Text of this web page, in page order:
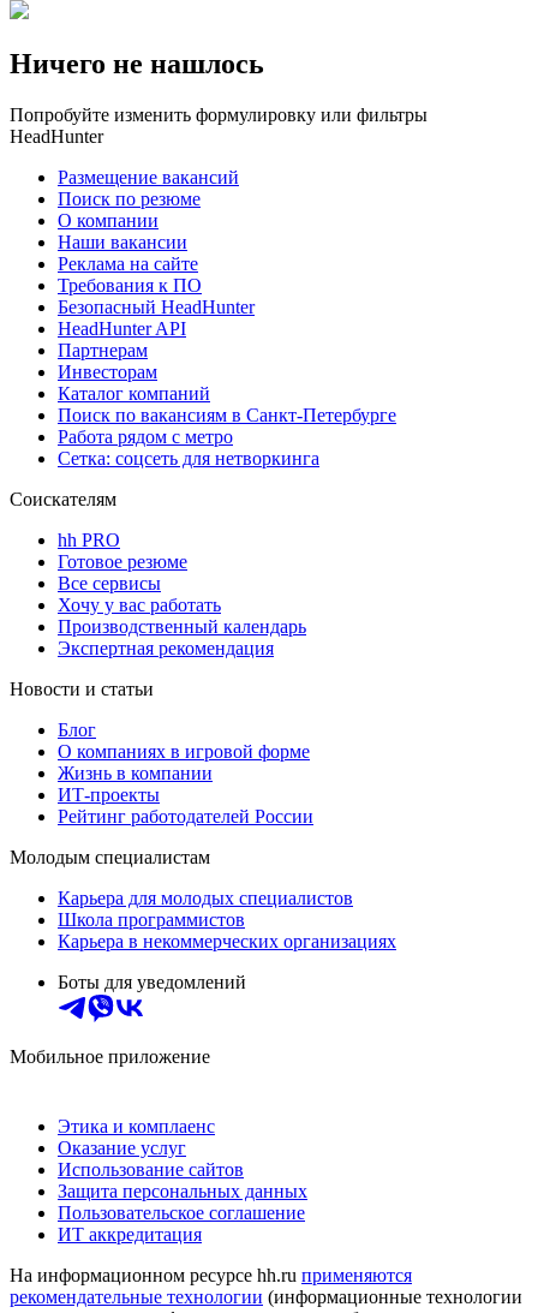
Ничего не нашлось
Попробуйте изменить формулировку или фильтры
HeadHunter
Размещение вакансий
Поиск по резюме
О компании
Наши вакансии
Реклама на сайте
Требования к ПО
Безопасный HeadHunter
HeadHunter API
Партнерам
Инвесторам
Каталог компаний
Поиск по вакансиям в Санкт-Петербурге
Работа рядом с метро
Сетка: соцсеть для нетворкинга
Соискателям
hh PRO
Готовое резюме
Все сервисы
Хочу у вас работать
Производственный календарь
Экспертная рекомендация
Новости и статьи
Блог
О компаниях в игровой форме
Жизнь в компании
ИТ-проекты
Рейтинг работодателей России
Молодым специалистам
Карьера для молодых специалистов
Школа программистов
Карьера в некоммерческих организациях
Боты для уведомлений
Мобильное приложение
Этика и комплаенс
Оказание услуг
Использование сайтов
Защита персональных данных
Пользовательское соглашение
ИТ аккредитация
На информационном ресурсе hh.ru применяются
рекомендательные технологии (информационные технологии